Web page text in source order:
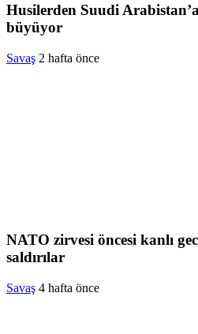
Husilerden Suudi Arabistan’a
büyüyor
Savaş 2 hafta önce
NATO zirvesi öncesi kanlı
saldırılar
Savaş 4 hafta önce